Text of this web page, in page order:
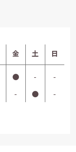
金 土 日
● -
-
- ● -